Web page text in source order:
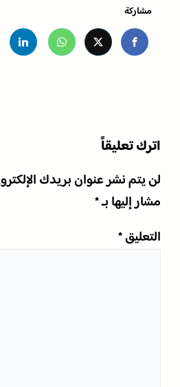
مشاركة
اترك تعليقاً
لن يتم نشر عنوان بريدك
مشار إليها بـ*
التعليق*